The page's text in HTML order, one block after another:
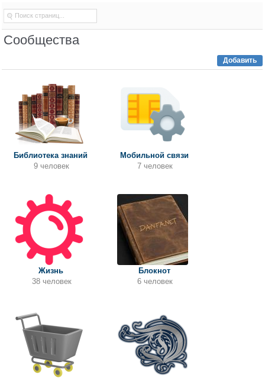
Сообщества
Добавить
Библиотека знаний
9 человек
Мобильной связи
7 человек
Жизнь
38 человек
Блокнот
6 человек